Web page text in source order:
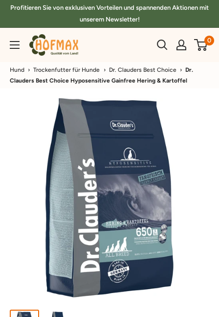
DirektProfitieren Sie von exklusiven Vorteilen und spannenden Aktionen mit
unserem Newsletter!
hofmax.de 0
Hund › Trockenfutter für Hunde › Dr. Clauders Best Choice › Dr.
Clauders Best Choice Hyposensitive Gainfree Hering & Kartoffel